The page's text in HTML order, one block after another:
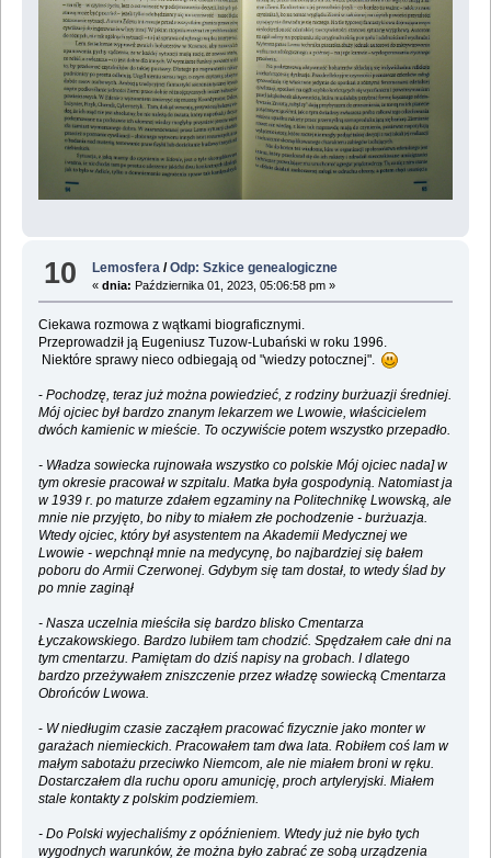
10 Lemosfera /Odp: Szkice genealogiczne
«dnia: Października 01, 2023, 05:06:58 pm »
Ciekawa rozmowa z wątkami biograficznymi.
Przeprowadził ją Eugeniusz Tuzow-Lubański w roku 1996.
Niektóre sprawy nieco odbiegają od "wiedzy potocznej".
- Pochodzę, teraz już można powiedzieć, z rodziny burżuazji średniej.
Mój ojciec był bardzo znanym lekarzem we Lwowie, właścicielem
dwóch kamienic w mieście. To oczywiście potem wszystko przepadło.
- Władza sowiecka rujnowała wszystko co polskie Mój ojciec nada] w
tym okresie pracował w szpitalu. Matka była gospodynią. Natomiast ja
w 1939 r. po maturze zdałem egzaminy na Politechnikę Lwowską, ale
mnie nie przyjęto, bo niby to miałem złe pochodzenie - burżuazja.
Wtedy ojciec, który był asystentem na Akademii Medycznej we
Lwowie - wepchnął mnie na medycynę, bo najbardziej się bałem
poboru do Armii Czerwonej. Gdybym się tam dostał, to wtedy ślad by
po mnie zaginął
- Nasza uczelnia mieściła się bardzo blisko Cmentarza
Łyczakowskiego. Bardzo lubiłem tam chodzić. Spędzałem całe dni na
tym cmentarzu. Pamiętam do dziś napisy na grobach. I dlatego
bardzo przeżywałem zniszczenie przez władzę sowiecką Cmentarza
Obrońców Lwowa.
- W niedługim czasie zacząłem pracować fizycznie jako monter w
garażach niemieckich. Pracowałem tam dwa lata. Robiłem coś lam w
małym sabotażu przeciwko Niemcom, ale nie miałem broni w ręku.
Dostarczałem dla ruchu oporu amunicję, proch artyleryjski. Miałem
stale kontakty z polskim podziemiem.
- Do Polski wyjechaliśmy z opóźnieniem. Wtedy już nie było tych
wygodnych warunków, że można było zabrać ze sobą urządzenia